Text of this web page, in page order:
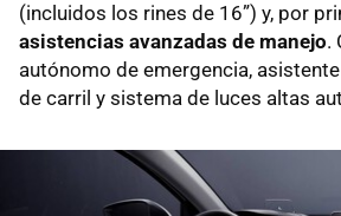
(incluidos los rines de 16”) y, por
asistencias avanzadas de manejo.
autónomo de emergencia,
de carril y sistema de luces altas